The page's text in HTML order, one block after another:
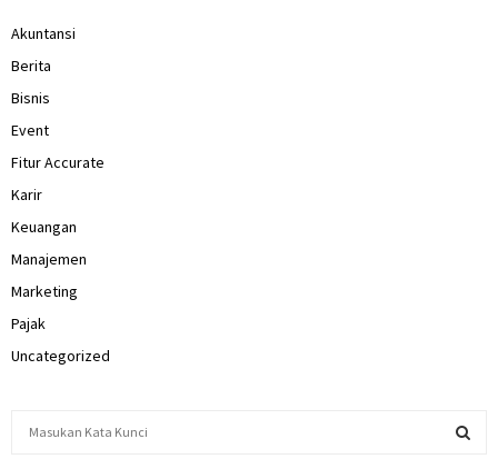
Akuntansi
Berita
Bisnis
Event
Fitur Accurate
Karir
Keuangan
Manajemen
Marketing
Pajak
Uncategorized